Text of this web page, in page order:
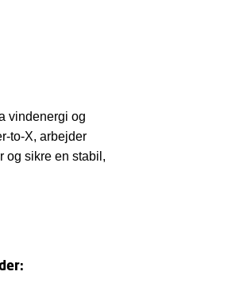
vindenergi og
to-X, arbejder
og sikre en stabil,